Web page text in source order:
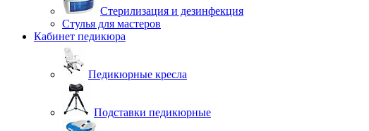
Стерилизация и дезинфекция
Стулья для мастеров
Кабинет педикюра
Педикюрные кресла
Подставки педикюрные